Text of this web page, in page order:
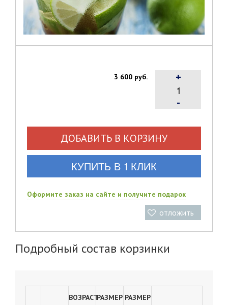
3 600 руб.
-
+
ДОБАВИТЬ В КОРЗИНУ
КУПИТЬ В 1 КЛИК
Оформите заказ на сайте и получите подарок
отложить
Подробный состав корзинки
ВОЗРАСТРАЗМЕР РАЗМЕР